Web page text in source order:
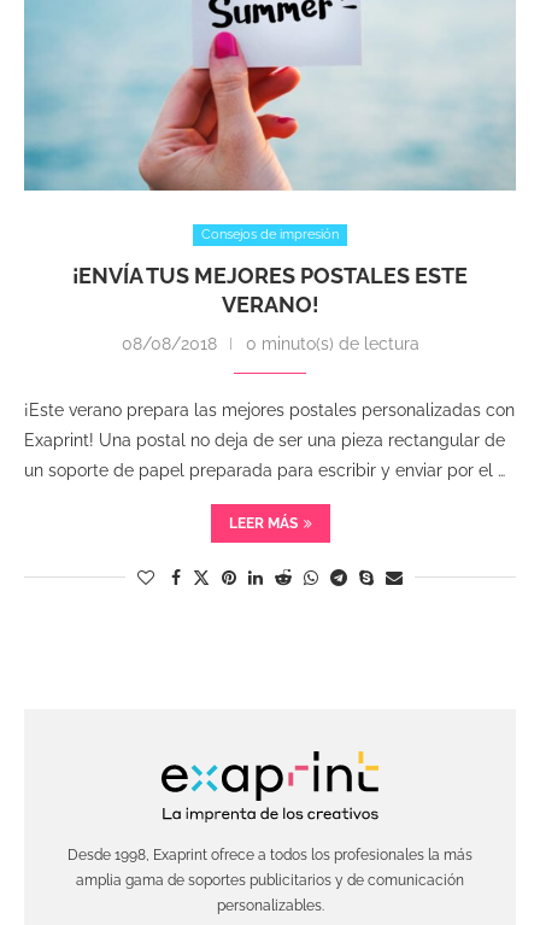
Consejos de impresión
¡ENVÍA TUS MEJORES POSTALES ESTE
VERANO!
08/08/2018 0 minuto(s) de lectura
¡Este verano prepara las mejores postales personalizadas con
Exaprint! Una postal no deja de ser una pieza rectangular de
un soporte de papel preparada para escribir y enviar por el …
LEER MÁS
Desde 1998, Exaprint ofrece a todos los profesionales la más
amplia gama de soportes publicitarios y de comunicación
personalizables.